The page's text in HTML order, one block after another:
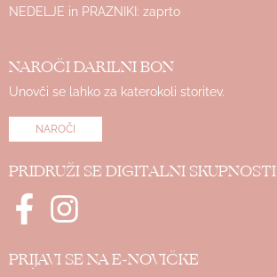
NEDELJE in PRAZNIKI: zaprto
NAROČI DARILNI BON
Unovči se lahko za katerokoli storitev.
NAROČI
PRIDRUŽI SE DIGITALNI SKUPNOSTI
PRIJAVI SE NA E-NOVIČKE